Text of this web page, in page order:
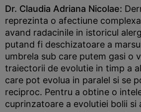
Dr. Claudia Adriana Nicolae:
reprezinta o afectiune
avand radacinile in istoricul
putand fi deschizatoare a
umbrela sub care putem gasi o
traiectorii de evolutie in timp a
care pot evolua in paralel si se
reciproc. Pentru a obtine o
cuprinzatoare a evolutiei bolii si